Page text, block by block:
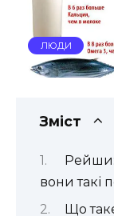
ЛЮДИ
Зміст
Рейши:
вони такі
Що